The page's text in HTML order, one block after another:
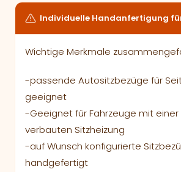
Individuelle Handanfertigung
Wichtige Merkmale
-passende Autositzbezüge für
geeignet
-Geeignet für Fahrzeuge mit einer
verbauten Sitzheizung
-auf Wunsch konfigurierte
handgefertigt